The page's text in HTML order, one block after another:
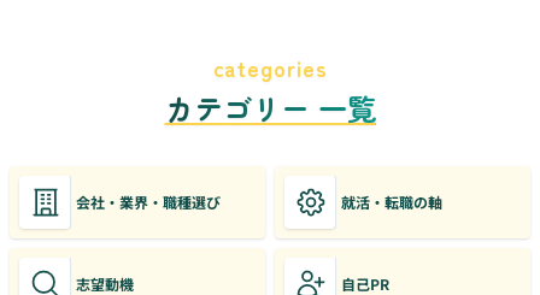
categories
カテゴリー 一覧
会社・業界・職種選び 就活・転職の軸
志望動機 自己PR